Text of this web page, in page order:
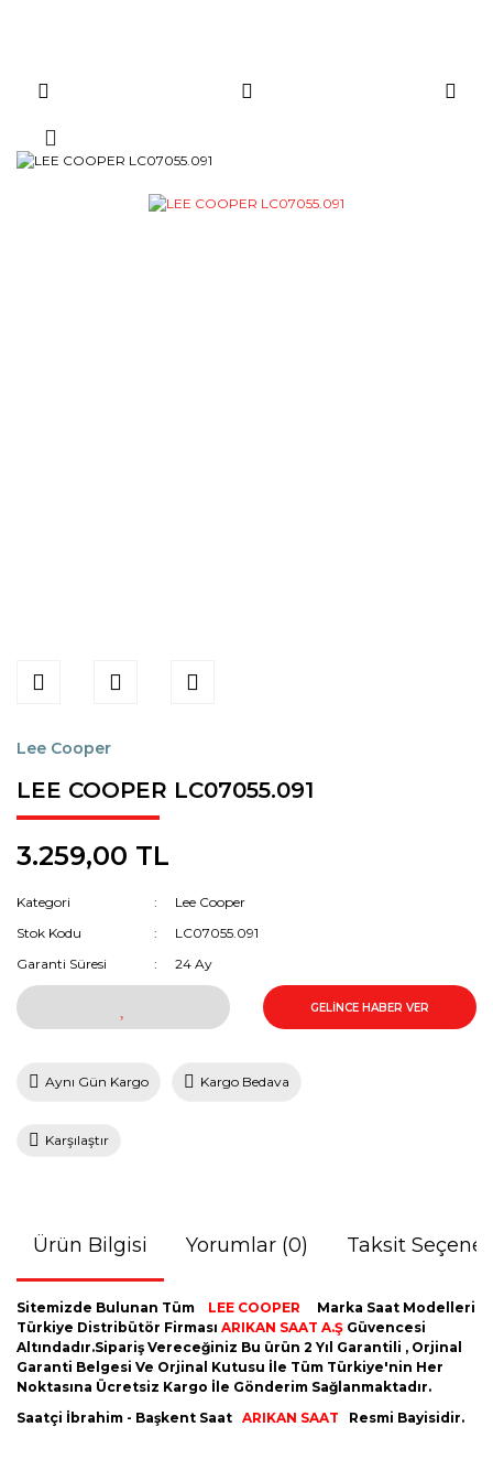
Lee Cooper
LEE COOPER LC07055.091
3.259,00 TL
Kategori
Lee Cooper
Stok Kodu
LC07055.091
Garanti Süresi
24 Ay
GELİNCE HABER VER
Aynı Gün Kargo Kargo Bedava
Karşılaştır
Ürün Bilgisi Yorumlar (0) Taksit
Sitemizde Bulunan Tüm LEE COOPER
Marka Saat Modelleri
Türkiye Distribütör Firması ARIKAN SAAT A.Ş Güvencesi
Altındadır.Sipariş Vereceğiniz Bu ürün 2 Yıl Garantili , Orjinal
Garanti Belgesi Ve Orjinal Kutusu İle Tüm Türkiye'nin Her
Noktasına Ücretsiz Kargo İle Gönderim Sağlanmaktadır.
Saatçi İbrahim - Başkent Saat ARIKAN SAAT Resmi Bayisidir.